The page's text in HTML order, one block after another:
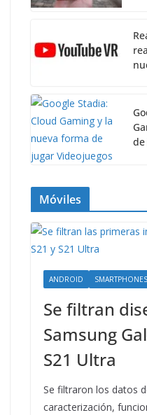
de
Móviles
ANDROID SMARTPHONES
Se filtran
Samsung
S21 Ultra
Se filtraron los datos
caracterización,